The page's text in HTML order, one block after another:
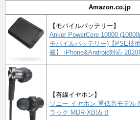
Amazon.co.jp
【モバイルバッテリー】
Anker PowerCore 10000
モバイルバッテリー)【PSE技
載】 iPhone&Android対応
【有線イヤホン】
ソニー イヤホン 重低音モデル
ラック MDR-XB55 B